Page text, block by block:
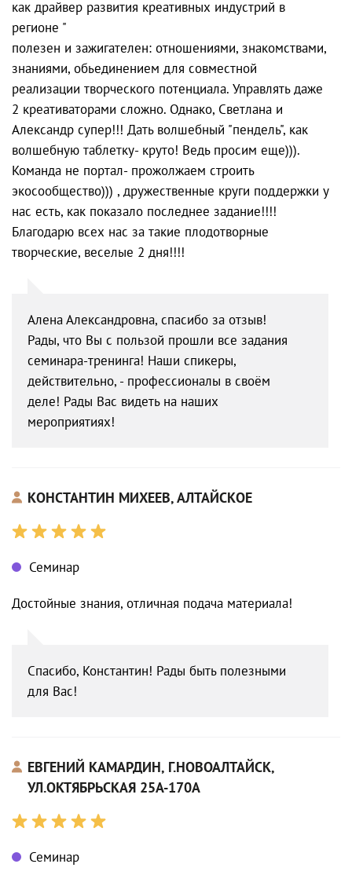
как драйвер развития креативных индустрий в
регионе "
полезен и зажигателен: отношениями, знакомствами,
знаниями, обьединением для совместной
реализации творческого потенциала. Управлять даже
2 креативаторами сложно. Однако, Светлана и
Александр супер!!! Дать волшебный "пендель", как
волшебную таблетку- круто! Ведь просим еще))).
Команда не портал- прожолжаем строить
экосообщество))) , дружественные круги поддержки у
нас есть, как показало последнее задание!!!!
Благодарю всех нас за такие плодотворные
творческие, веселые 2 дня!!!!
Алена Александровна, спасибо за отзыв!
Рады, что Вы с пользой прошли все задания
семинара-тренинга! Наши спикеры,
действительно, - профессионалы в своём
деле! Рады Вас видеть на наших
мероприятиях!
КОНСТАНТИН МИХЕЕВ, АЛТАЙСКОЕ
Семинар
Достойные знания, отличная подача материала!
Спасибо, Константин! Рады быть полезными
для Вас!
ЕВГЕНИЙ КАМАРДИН, Г.НОВОАЛТАЙСК,
УЛ.ОКТЯБРЬСКАЯ 25А-170А
Семинар